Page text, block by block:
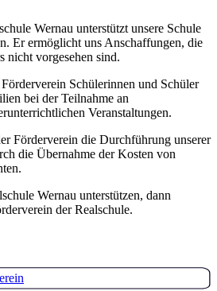
Wernau unterstützt unsere Schule
Er ermöglicht uns Anschaffungen, die
nicht vorgesehen sind.
Schülerinnen und Schüler
bei der Teilnahme an
Veranstaltungen.
Förderverein die Durchführung unserer
die Übernahme der Kosten von
Wernau unterstützen, dann
der Realschule.